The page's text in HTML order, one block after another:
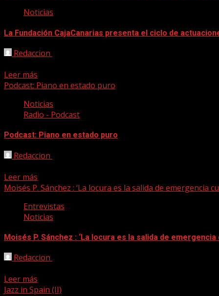
Noticias
La Fundación CajaCanarias presenta el ciclo de
Redaccion
Leer más
Podcast: Piano en estado puro
Noticias
Radio - Podcast
Podcast: Piano en estado puro
Redaccion
Leer más
Moisés P. Sánchez : ‘La locura es la salida de emergencia
Entrevistas
Noticias
Moisés P. Sánchez : ‘La locura es la salida de
Redaccion
Leer más
Jazz in Spain (II)